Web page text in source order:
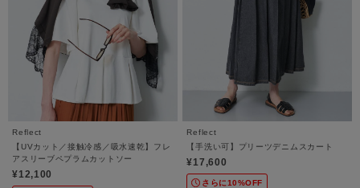
Reflect
【UVカット／接触冷感／吸水速乾】フレ
アスリーブペプラムカットソー
¥12,100
Reflect
【手洗い可】プリーツデニムスカート
¥17,600
さらに10%OFF